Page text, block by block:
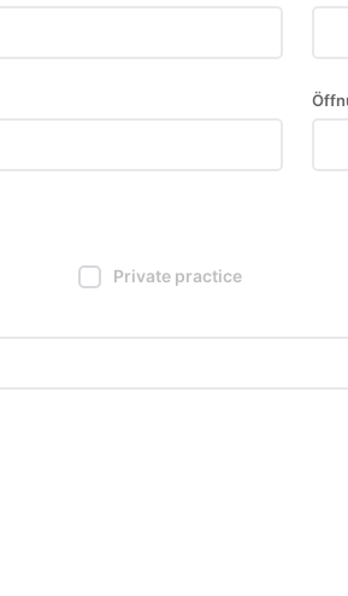
Private practice